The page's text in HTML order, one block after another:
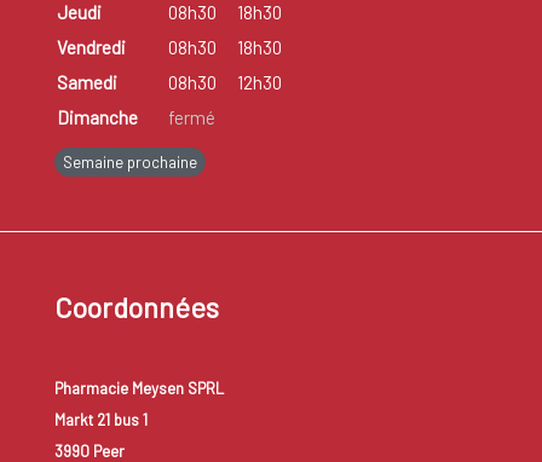
Jeudi
08h30
18h30
Vendredi
08h30
18h30
Samedi
08h30
12h30
Dimanche
fermé
Semaine prochaine
Coordonnées
Pharmacie Meysen SPRL
Markt 21 bus 1
3990 Peer